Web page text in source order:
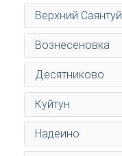
Верхний Саянтуй
Вознесеновка
Десятниково
Куйтун
Надеино